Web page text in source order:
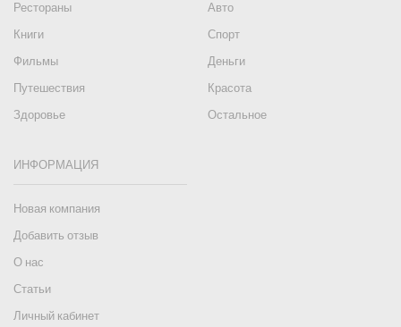
Рестораны
Авто
Книги
Спорт
Фильмы
Деньги
Путешествия
Красота
Здоровье
Остальное
ИНФОРМАЦИЯ
Новая компания
Добавить отзыв
О нас
Статьи
Личный кабинет